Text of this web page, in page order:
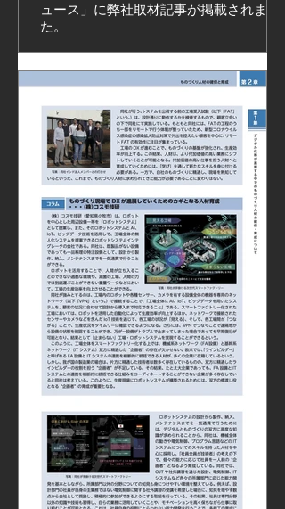
ュース」に弊社取材記事が掲載されまし
た。
帝国データバンク様発行の「日刊 帝国ニュース」
に弊社取材記事が掲載されました。 #無人化設備 #
ロボット設備